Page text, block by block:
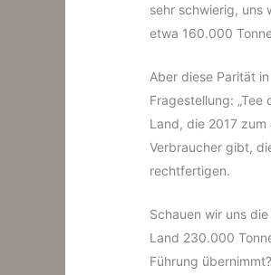
sehr schwierig, uns
etwa 160.000
Aber diese Parität
Fragestellung:
Land, die 2017
Verbraucher gibt,
rechtfertigen.
Schauen wir uns
Land 230.000
Führung